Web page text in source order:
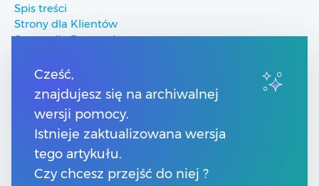
Spis treści
Strony dla Klientów
Strony dla Partnerów
Pomoc Comarch Betterfly
Pomoc Comarch e-Sklep
Pomoc Comarch HRM
Kontakt
Numery telefonów
Znajdź Partnera Comarch
Cześć,
znajdujesz się na archiwalnej
wersji pomocy.
Istnieje zaktualizowana wersja
tego artykułu.
Czy chcesz przejść do niej ?